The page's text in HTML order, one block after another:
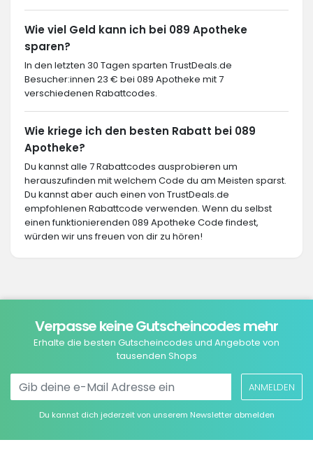
Wie viel Geld kann ich bei 089 Apotheke
sparen?
In den letzten 30 Tagen sparten TrustDeals.de
Besucher:innen 23 € bei 089 Apotheke mit 7
verschiedenen Rabattcodes.
Wie kriege ich den besten Rabatt bei 089
Apotheke?
Du kannst alle 7 Rabattcodes ausprobieren um
herauszufinden mit welchem Code du am Meisten sparst.
Du kannst aber auch einen von TrustDeals.de
empfohlenen Rabattcode verwenden. Wenn du selbst
einen funktionierenden 089 Apotheke Code findest,
würden wir uns freuen von dir zu hören!
Verpasse keine Gutscheincodes mehr
Erhalte die besten Gutscheincodes und Angebote von
tausenden Shops
ANMELDEN
Du kannst dich jederzeit von unserem Newsletter abmelden